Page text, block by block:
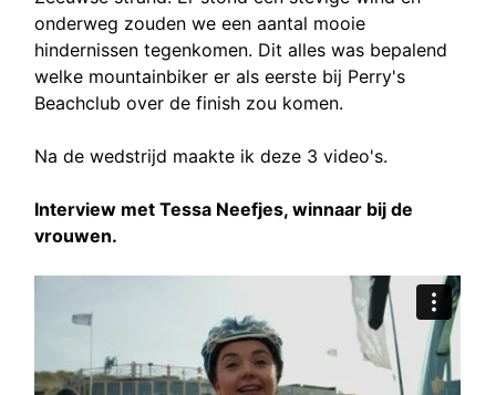
onderweg zouden we een aantal mooie
hindernissen tegenkomen. Dit alles was bepalend
welke mountainbiker er als eerste bij Perry's
Beachclub over de finish zou komen.
Na de wedstrijd maakte ik deze 3 video's.
Interview met Tessa Neefjes, winnaar bij de
vrouwen.